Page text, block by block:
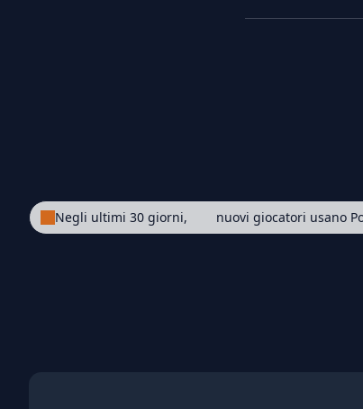
Negli ultimi 30 giorni, nuovi giocatori usano